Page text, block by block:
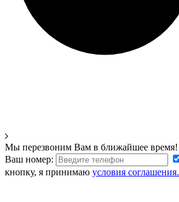
Мы перезвоним Вам в ближайшее время!
Ваш номер:
кнопку, я принимаю условия соглашения.